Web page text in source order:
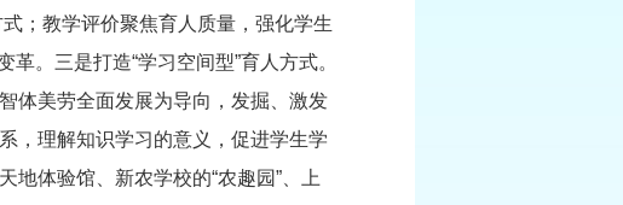
；教学评价聚焦育人质量，强化学生
。三是打造“学习空间型”育人方式。
体美劳全面发展为导向，发掘、激发
，理解知识学习的意义，促进学生学
体验馆、新农学校的“农趣园”、上